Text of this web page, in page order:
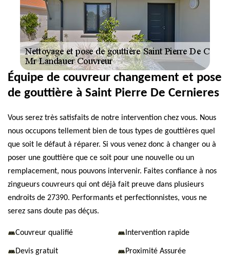
Équipe de couvreur changement et pose
de gouttière à Saint Pierre De Cernieres
Vous serez très satisfaits de notre intervention chez vous. Nous
nous occupons tellement bien de tous types de gouttières quel
que soit le défaut à réparer. Si vous venez donc à changer ou à
poser une gouttière que ce soit pour une nouvelle ou un
remplacement, nous pouvons intervenir. Faites confiance à nos
zingueurs couvreurs qui ont déjà fait preuve dans plusieurs
endroits de 27390. Performants et perfectionnistes, vous ne
serez sans doute pas déçus.
Couvreur qualifié Intervention rapide
Devis gratuit Proximité Assurée